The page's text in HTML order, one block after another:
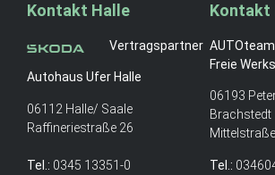
Kontakt Halle
Vertragspartner
Autohaus Ufer Halle
06112 Halle/ Saale
Raffineriestraße 26
Tel.: 0345 13351-0
Kontakt
Freie
06193
Brachstedt
Tel.: